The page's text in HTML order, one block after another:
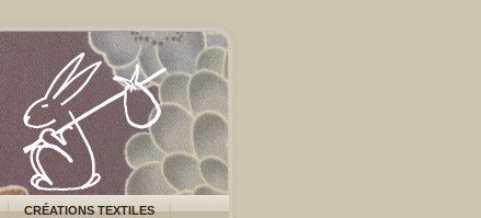
CRÉATIONS TEXTILES